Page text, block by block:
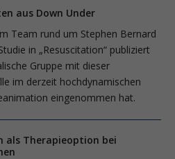
aus Down Under
Team rund um Stephen Bernard
in „Resuscitation“ publiziert
Gruppe mit dieser
im derzeit hochdynamischen
eingenommen hat.
als Therapieoption bei